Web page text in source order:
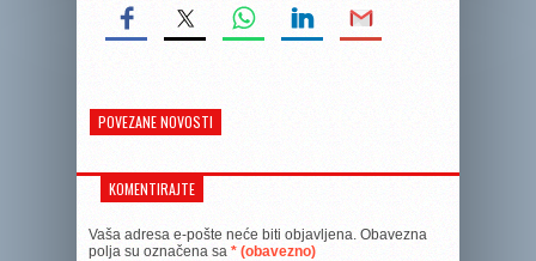
POVEZANE NOVOSTI
KOMENTIRAJTE
Vaša adresa e-pošte neće biti objavljena. Obavezna
polja su označena sa * (obavezno)